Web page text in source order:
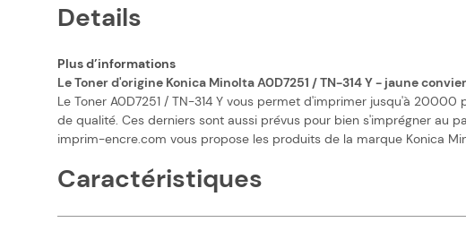
Details
Plus d’informations
Le Toner d'origine Konica Minolta A0D7251 / TN-314 Y - jaune
Le Toner A0D7251 / TN-314 Y vous permet d'imprimer jusqu'à
de qualité. Ces derniers sont aussi prévus pour bien s'imprégner au
imprim-encre.com vous propose les produits de la marque Konica
Caractéristiques